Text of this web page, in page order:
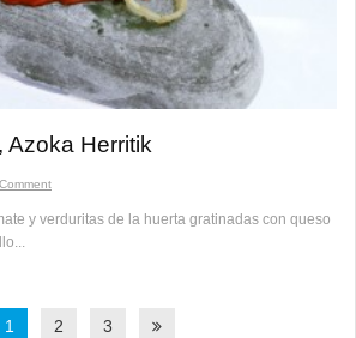
Azoka Herritik
y verduritas de la huerta gratinadas con queso
1 2 3